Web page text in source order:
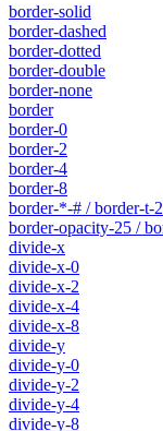
border-solid
border-dashed
border-dotted
border-double
border-none
border
border-0
border-2
border-4
border-8
border-*-# / border-t-2
border-opacity-25 /
divide-x
divide-x-0
divide-x-2
divide-x-4
divide-x-8
divide-y
divide-y-0
divide-y-2
divide-y-4
divide-y-8